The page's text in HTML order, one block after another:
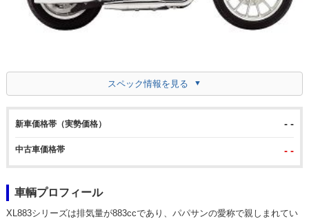
スペック情報を見る
新車価格帯（実勢価格） - -
中古車価格帯 - -
車輌プロフィール
XL883シリーズは排気量が883ccであり、パパサンの愛称で親しまれてい